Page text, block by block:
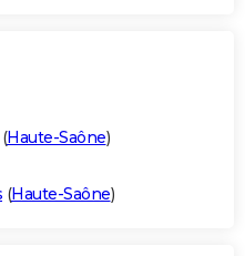
(Haute-Saône)
(Haute-Saône)